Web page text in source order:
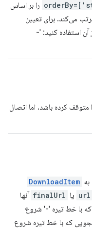
را بر اساس
می‌کند. برای تعیین
استفاده کنید: '-
متوقف کرده باشد، اما اتصال
به DownloadItem
url یا finalUrl آنها
با خط تیره '-' شروع
که با خط تیره شروع